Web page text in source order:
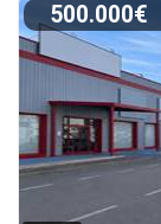
500.000€